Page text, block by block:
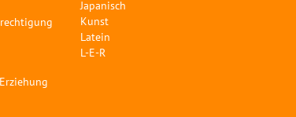
Japanisch
Kunst
Latein
L-E-R